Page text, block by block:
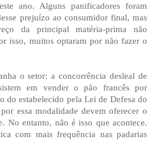
ano. Alguns panificadores foram
prejuízo ao consumidor final, mas
da principal matéria-prima não
isso, muitos optaram por não fazer o
o setor: a concorrência desleal de
em vender o pão francês por
do estabelecido pela Lei de Defesa do
essa modalidade devem oferecer o
No entanto, não é isso que acontece.
com mais frequência nas padarias